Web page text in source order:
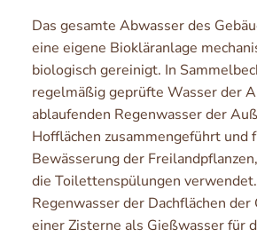
Das gesamte Abwasser des
eine eigene Biokläranlage
biologisch gereinigt. In
regelmäßig geprüfte Wasser der
ablaufenden Regenwasser der
Hofflächen zusammengeführt und
Bewässerung der
die Toilettenspülungen
Regenwasser der Dachflächen
einer Zisterne als Gießwasser für